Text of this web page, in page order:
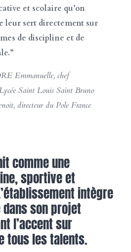
et scolaire qu’on
leur sert directement sur
de discipline et de
Emmanuelle, chef
Saint Louis Saint Bruno
directeur du Pole France
comme une
sportive et
intègre
son projet
l’accent sur
tous les talents.